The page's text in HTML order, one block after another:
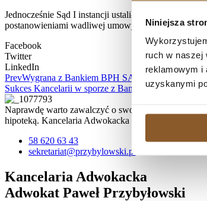
Niniejsza
ruch w naszej
reklamowym i
uzyskanymi
Jednocześnie Sąd I instancji ustalił nieistnienie
postanowieniami wadliwej umowy kredytowej.
Facebook
Twitter
LinkedIn
PrevWygrana z Bankiem BPH SA! (V ACa 293/24)
Sukces Kancelarii w sporze z Bankiem Millennium!
Naprawdę warto zawalczyć o swoje prawa,
hipoteką. Kancelaria Adwokacka działa na terenie
58 620 63 43
sekretariat@przybylowski.pl
Kancelaria Adwokacka
Adwokat Paweł Przybyłowski